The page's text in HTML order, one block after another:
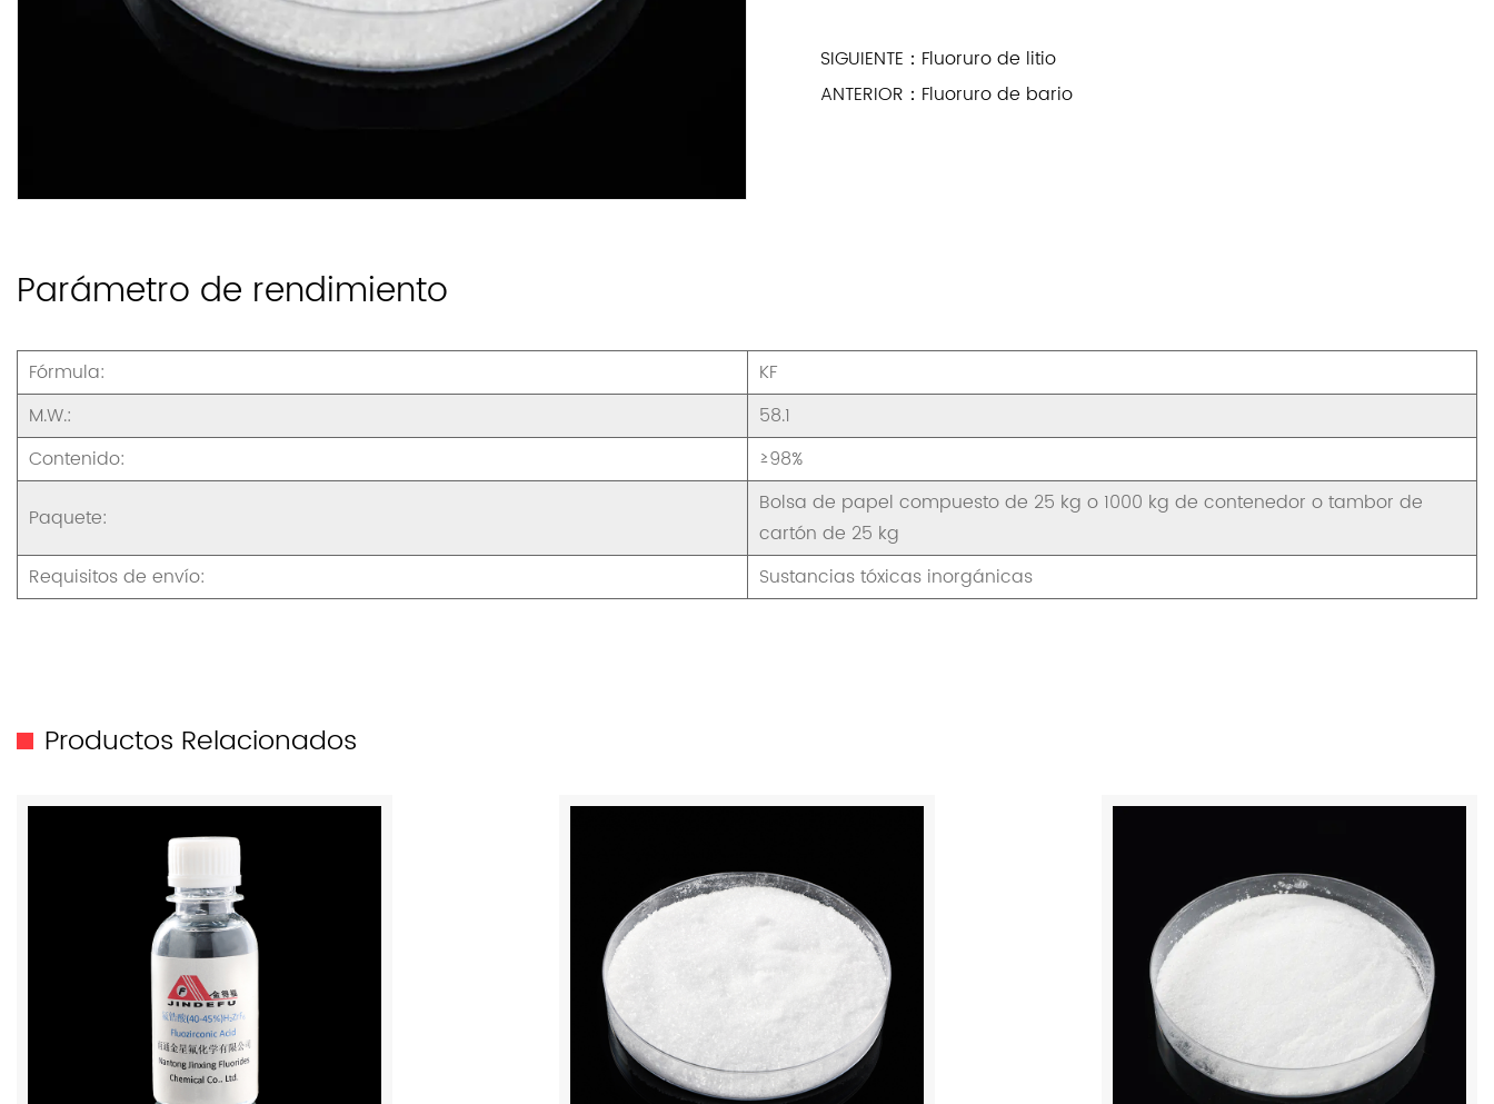
SIGUIENTE：Fluoruro de litio
ANTERIOR：Fluoruro de bario
Parámetro de rendimiento
Fórmula:
KF
M.W.:
58.1
Contenido:
≥98%
Paquete:
Bolsa de papel compuesto de 25 kg o 1000 kg de contenedor o tambor de
cartón de 25 kg
Requisitos de envío:
Sustancias tóxicas inorgánicas
Productos Relacionados